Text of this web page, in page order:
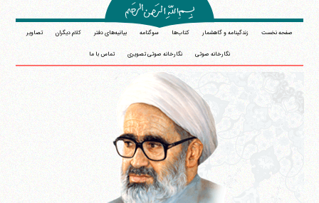
صفحه نخست زندگینامه و گاهشمار کتاب‌ها سوگنامه بیانیه‌های دفتر کلام دیگران تصاویر
نگارخانه صوتی نگارخانه صوتی تصویری تماس با ما